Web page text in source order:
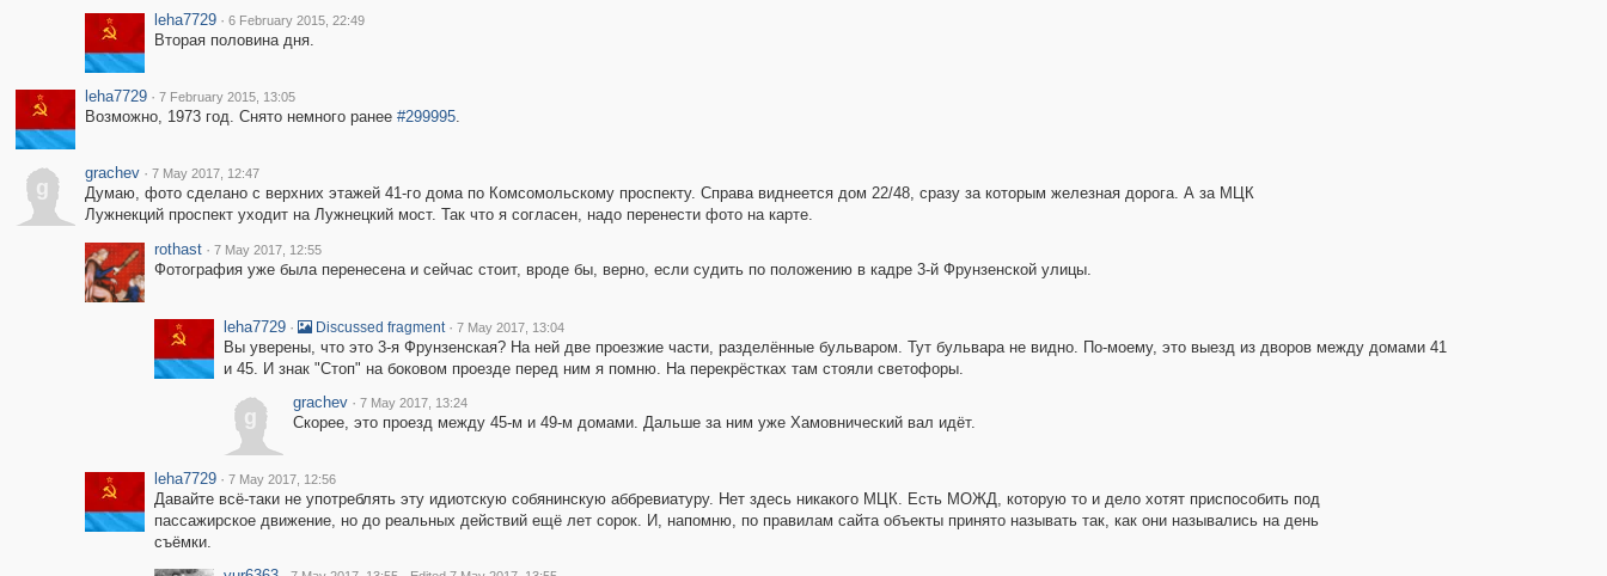
leha7729 · 6 February 2015, 22:49
Вторая половина дня.
leha7729 · 7 February 2015, 13:05
Возможно, 1973 год. Снято немного ранее #299995.
g
grachev · 7 May 2017, 12:47
Думаю, фото сделано с верхних этажей 41-го дома по Комсомольскому проспекту. Справа виднеется дом 22/48, сразу за которым железная дорога. А за МЦК
Лужнекций проспект уходит на Лужнецкий мост. Так что я согласен, надо перенести фото на карте.
rothast · 7 May 2017, 12:55
Фотография уже была перенесена и сейчас стоит, вроде бы, верно, если судить по положению в кадре 3-й Фрунзенской улицы.
leha7729 · Discussed fragment · 7 May 2017, 13:04
Вы уверены, что это 3-я Фрунзенская? На ней две проезжие части, разделённые бульваром. Тут бульвара не видно. По-моему, это выезд из дворов между домами 41
и 45. И знак "Стоп" на боковом проезде перед ним я помню. На перекрёстках там стояли светофоры.
g
grachev · 7 May 2017, 13:24
Скорее, это проезд между 45-м и 49-м домами. Дальше за ним уже Хамовнический вал идёт.
leha7729 · 7 May 2017, 12:56
Давайте всё-таки не употреблять эту идиотскую собянинскую аббревиатуру. Нет здесь никакого МЦК. Есть МОЖД, которую то и дело хотят приспособить под
пассажирское движение, но до реальных действий ещё лет сорок. И, напомню, по правилам сайта объекты принято называть так, как они назывались на день
съёмки.